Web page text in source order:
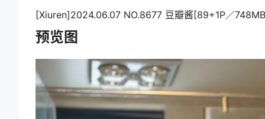
[Xiuren]2024.06.07 NO.8677 豆瓣酱[89+1P／
预览图